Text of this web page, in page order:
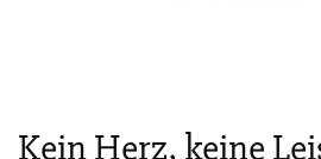
Kein Herz, keine